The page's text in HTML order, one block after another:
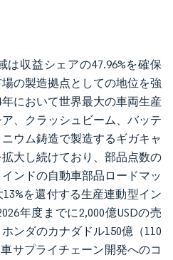
は収益シェアの47.96%を確保
の製造拠点としての地位を強
において世界最大の車両生産
、クラッシュビーム、バッテ
ウム鋳造で製造するギガキャ
大し続けており、部品点数の
ンドの自動車部品ロードマッ
を還付する生産連動型イン
年度までに2,000億USDの売
ンダのカナダドル150億（110
サプライチェーン開発へのコ